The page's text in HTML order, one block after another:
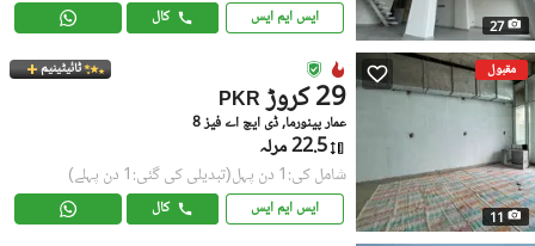
27 ایس ایم ایس کال
مقبول
11
ٹائیٹینیم
PKR 29 کروڑ
عمار پینورما, ڈی ایچ اے فیز 8
22.5 مرلہ
شامل کی:1 دن پہل (تبدیلی کی گئی:1 دن پہلے)
ایس ایم ایس کال